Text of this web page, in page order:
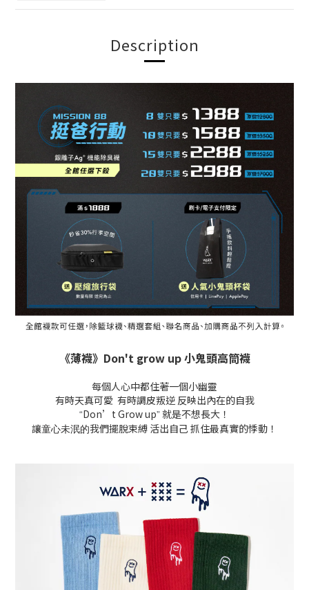
Description
《薄襪》Don't grow up 小鬼頭高筒襪
每個人心中都住著一個小幽靈
有時天真可愛 有時調皮叛逆 反映出內在的自我
“Don’t Grow up”就是不想長大！
讓童心未泯的我們擺脫束縛 活出自己 抓住最真實的悸動！